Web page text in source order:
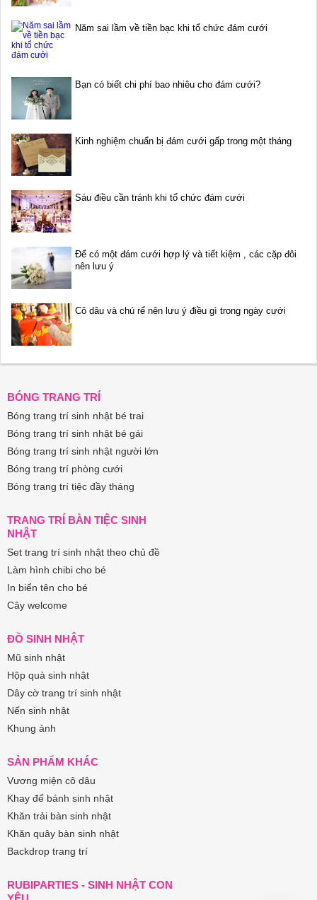
Năm sai lầm về tiền bạc khi tổ chức đám cưới
Bạn có biết chi phí bao nhiêu cho đám cưới?
Kinh nghiệm chuẩn bị đám cưới gấp trong một tháng
Sáu điều cần tránh khi tổ chức đám cưới
Để có một đám cưới hợp lý và tiết kiệm , các cặp đôi
nên lưu ý
Cô dâu và chú rể nên lưu ý điều gì trong ngày cưới
BÓNG TRANG TRÍ
Bóng trang trí sinh nhật bé trai
Bóng trang trí sinh nhật bé gái
Bóng trang trí sinh nhật người lớn
Bóng trang trí phòng cưới
Bóng trang trí tiệc đầy tháng
TRANG TRÍ BÀN TIỆC SINH
NHẬT
Set trang trí sinh nhật theo chủ đề
Làm hình chibi cho bé
In biển tên cho bé
Cây welcome
ĐỒ SINH NHẬT
Mũ sinh nhật
Hộp quà sinh nhật
Dây cờ trang trí sinh nhật
Nến sinh nhật
Khung ảnh
SẢN PHẨM KHÁC
Vương miện cô dâu
Khay để bánh sinh nhật
Khăn trải bàn sinh nhật
Khăn quây bàn sinh nhật
Backdrop trang trí
RUBIPARTIES - SINH NHẬT CON